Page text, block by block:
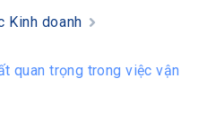
Kinh doanh
quan trọng trong việc vận